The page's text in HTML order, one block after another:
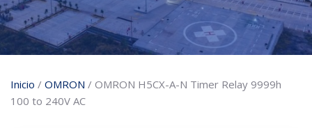
Inicio / OMRON / OMRON H5CX-A-N Timer Relay 9999h
100 to 240V AC